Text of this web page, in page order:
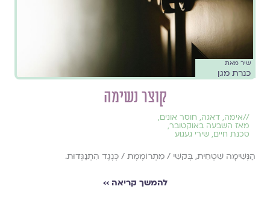
שיר מאת
כנרת מגן
קוצר נשימה
//אימה, דאגה, חוסר אונים,
מאז השבעה באוקטובר,
סכנת חיים, שירי געגוע
הַנְּשִׁימָה שִׁטְחִית, בְּקשִׁי / מִתְרוֹמֶמֶת / כְּנֶגֶד הִתְנַגְּדוּת.
להמשך קריאה ››